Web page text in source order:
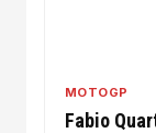
MOTOGP
Fabio